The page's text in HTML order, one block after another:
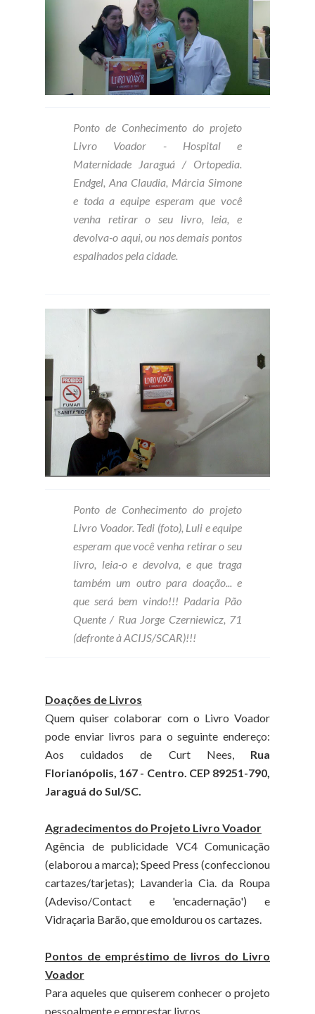
Ponto de Conhecimento do projeto
Livro Voador - Hospital e
Maternidade Jaraguá / Ortopedia.
Endgel, Ana Claudia, Márcia Simone
e toda a equipe esperam que você
venha retirar o seu livro, leia, e
devolva-o aqui, ou nos demais pontos
espalhados pela cidade.
Ponto de Conhecimento do projeto
Livro Voador. Tedi (foto), Luli e equipe
esperam que você venha retirar o seu
livro, leia-o e devolva, e que traga
também um outro para doação... e
que será bem vindo!!! Padaria Pão
Quente / Rua Jorge Czerniewicz, 71
(defronte à ACIJS/SCAR)!!!
Doações de Livros
Quem quiser colaborar com o Livro Voador
pode enviar livros para o seguinte endereço:
Aos cuidados de Curt Nees, Rua
Florianópolis, 167 - Centro. CEP 89251-790,
Jaraguá do Sul/SC.
Agradecimentos do Projeto Livro Voador
Agência de publicidade VC4 Comunicação
(elaborou a marca); Speed Press (confeccionou
cartazes/tarjetas); Lavanderia Cia. da Roupa
(Adeviso/Contact e 'encadernação') e
Vidraçaria Barão, que emoldurou os cartazes.
Pontos de empréstimo de livros do Livro
Voador
Para aqueles que quiserem conhecer o projeto
pessoalmente e emprestar livros.